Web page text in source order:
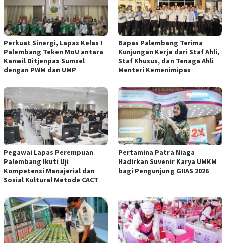
Perkuat Sinergi, Lapas Kelas I
Palembang Teken MoU antara
Kanwil Ditjenpas Sumsel
dengan PWM dan UMP
Bapas Palembang Terima
Kunjungan Kerja dari Staf Ahli,
Staf Khusus, dan Tenaga Ahli
Menteri Kemenimipas
Pegawai Lapas Perempuan
Palembang Ikuti Uji
Kompetensi Manajerial dan
Sosial Kultural Metode CACT
Pertamina Patra Niaga
Hadirkan Suvenir Karya UMKM
bagi Pengunjung GIIAS 2026